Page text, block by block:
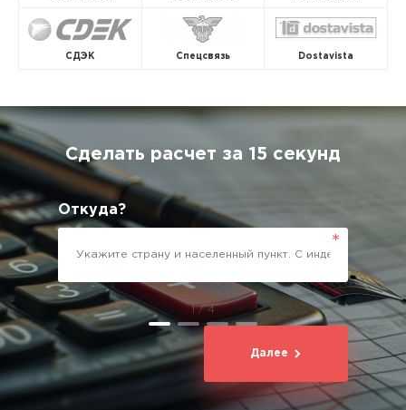
СДЭК Спецсвязь Dostavista
Сделать расчет за 15 секунд
Откуда?
1 / 4
Далее